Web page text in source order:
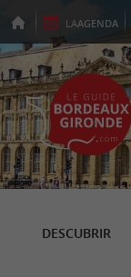
LAAGENDA
DESCUBRIR